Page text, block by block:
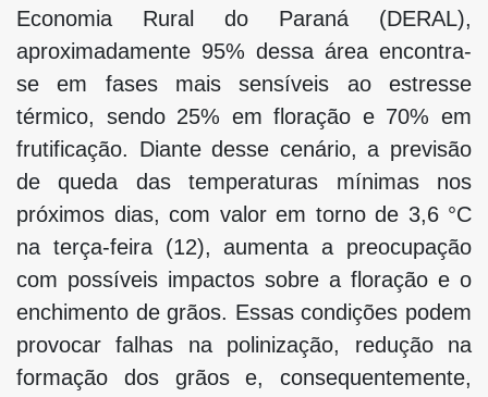
Economia Rural do Paraná (DERAL),
aproximadamente 95% dessa área encontra-
se em fases mais sensíveis ao estresse
térmico, sendo 25% em floração e 70% em
frutificação. Diante desse cenário, a previsão
de queda das temperaturas mínimas nos
próximos dias, com valor em torno de 3,6 °C
na terça-feira (12), aumenta a preocupação
com possíveis impactos sobre a floração e o
enchimento de grãos. Essas condições podem
provocar falhas na polinização, redução na
formação dos grãos e, consequentemente,